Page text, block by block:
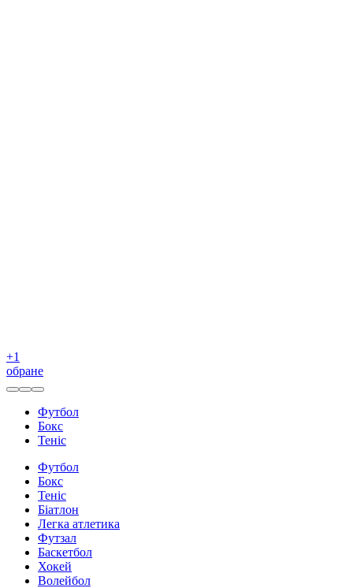
+1
обране
Футбол
Бокс
Теніс
Футбол
Бокс
Теніс
Біатлон
Легка атлетика
Футзал
Баскетбол
Хокей
Волейбол